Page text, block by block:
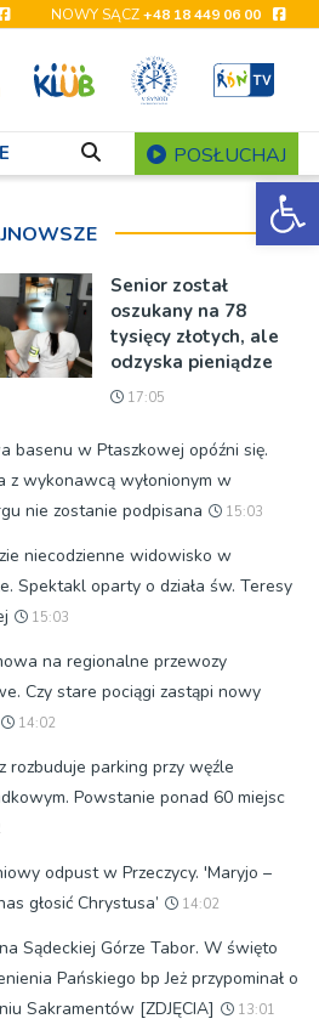
NOWY SĄCZ+48 18 449 06 00
POSŁUCHAJ
Senior został
oszukany na 78
tysięcy złotych, ale
odzyska pieniądze
17:05
basenu w Ptaszkowej opóźni się.
z wykonawcą wyłonionym w
nie zostanie podpisana
15:03
niecodzienne widowisko w
Spektakl oparty o działa św. Teresy
15:03
na regionalne przewozy
Czy stare pociągi zastąpi nowy
14:02
rozbuduje parking przy węźle
Powstanie ponad 60 miejsc
odpust w Przeczycy. 'Maryjo –
głosić Chrystusa’
14:02
Sądeckiej Górze Tabor. W święto
Pańskiego bp Jeż przypominał o
Sakramentów [ZDJĘCIA]
13:01